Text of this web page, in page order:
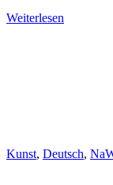
Weiterlesen
Kunst, Deutsch,